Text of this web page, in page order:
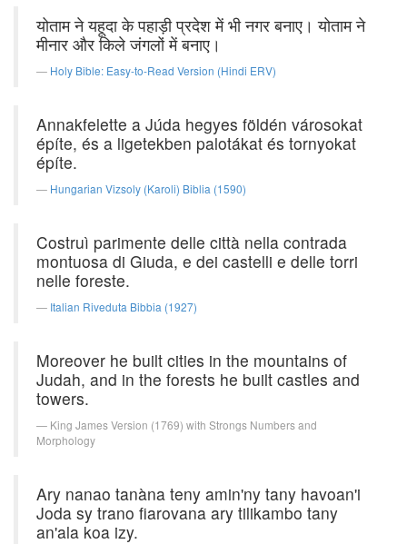
योताम ने यहूदा के पहाड़ी प्रदेश में भी नगर बनाए। योताम ने
मीनार और किले जंगलों में बनाए।
Holy Bible: Easy-to-Read Version (Hindi ERV)
Annakfelette a Júda hegyes földén városokat
építe, és a ligetekben palotákat és tornyokat
építe.
Hungarian Vizsoly (Karoli) Biblia (1590)
Costruì parimente delle città nella contrada
montuosa di Giuda, e dei castelli e delle torri
nelle foreste.
Italian Riveduta Bibbia (1927)
Moreover he built cities in the mountains of
Judah, and in the forests he built castles and
towers.
King James Version (1769) with Strongs Numbers and
Morphology
Ary nanao tanàna teny amin'ny tany havoan'i
Joda sy trano fiarovana ary tilikambo tany
an'ala koa izy.